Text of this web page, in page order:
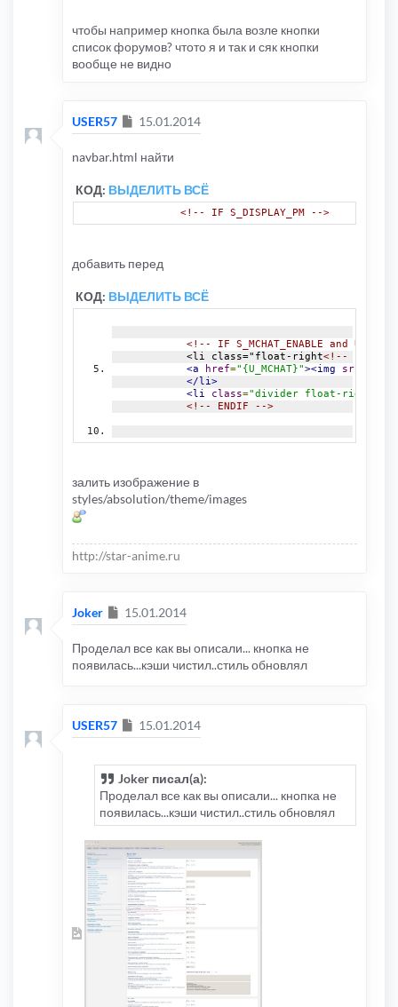
чтобы например кнопка была возле кнопки
список форумов? чтото я и так и сяк кнопки
вообще не видно
USER57 Сообщение
15.01.2014
navbar.html найти
КОД: ВЫДЕЛИТЬ ВСЁ
<!-- IF S_DISPLAY_PM -->
добавить перед
КОД: ВЫДЕЛИТЬ ВСЁ
<!-- IF S_MCHAT_ENABLE and
            <li class="float-right
<!-- IF
<a
href="{U_MCHAT}"><img src
</li>
<li
class="divider float-right"
<!-- ENDIF -->
залить изображение в
styles/absolution/theme/images
http://star-anime.ru
Joker Сообщение
15.01.2014
Проделал все как вы описали... кнопка не
появилась...кэши чистил..стиль обновлял
USER57 Сообщение
15.01.2014
Joker писал(а):
Проделал все как вы описали... кнопка не
появилась...кэши чистил..стиль обновлял